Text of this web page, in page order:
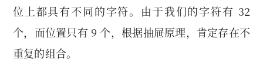
位上都具有不同的字符。由于我们的字符有 32
个，而位置只有 9 个，根据抽屉原理，肯定存在不
重复的组合。